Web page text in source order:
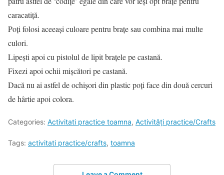
caracatiță.
Poți folosi aceeași culoare pentru brațe sau combina mai multe
culori.
Lipești apoi cu pistolul de lipit brațele pe castană.
Fixezi apoi ochii mișcători pe castană.
Dacă nu ai astfel de ochișori din plastic poți face din două cercuri
de hârtie apoi colora.
Categories: Activitati practice toamna, Activități practice/Crafts
Tags: activitati practice/crafts, toamna